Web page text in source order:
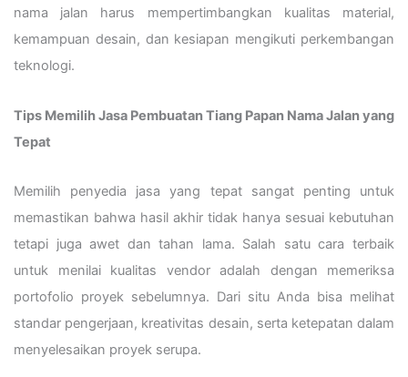
nama jalan harus mempertimbangkan kualitas material,
kemampuan desain, dan kesiapan mengikuti perkembangan
teknologi.
Tips Memilih Jasa Pembuatan Tiang Papan Nama Jalan yang
Tepat
Memilih penyedia jasa yang tepat sangat penting untuk
memastikan bahwa hasil akhir tidak hanya sesuai kebutuhan
tetapi juga awet dan tahan lama. Salah satu cara terbaik
untuk menilai kualitas vendor adalah dengan memeriksa
portofolio proyek sebelumnya. Dari situ Anda bisa melihat
standar pengerjaan, kreativitas desain, serta ketepatan dalam
menyelesaikan proyek serupa.